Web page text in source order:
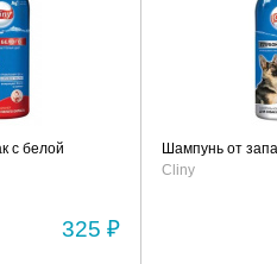
с белой
325 ₽
Шампунь от
Cliny